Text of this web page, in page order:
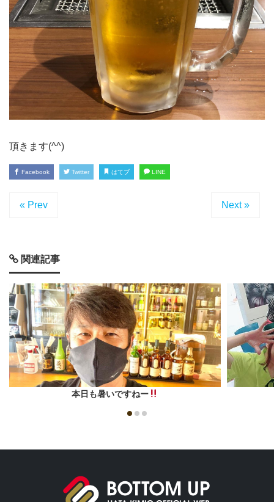
頂きます(^^)
Facebook Twitter はてブ LINE
« Prev Next »
関連記事
本日も暑いですねー